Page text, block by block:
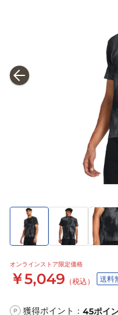
オンラインストア限定価格
￥5,049 （税込） 送料
P 獲得ポイント： 45ポイ